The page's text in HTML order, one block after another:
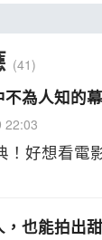
(41)
為人知的
22:03
！好想看
也能拍出